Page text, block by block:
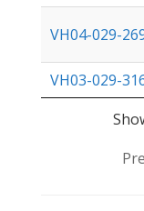
VH04-029-
VH03-029-